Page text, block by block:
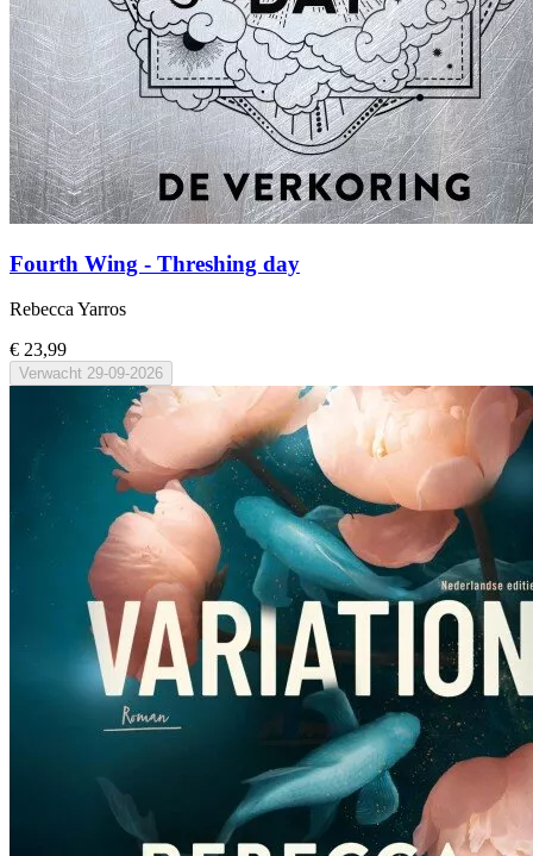
Fourth Wing - Threshing day
Rebecca Yarros
€ 23,99
Verwacht 29-09-2026